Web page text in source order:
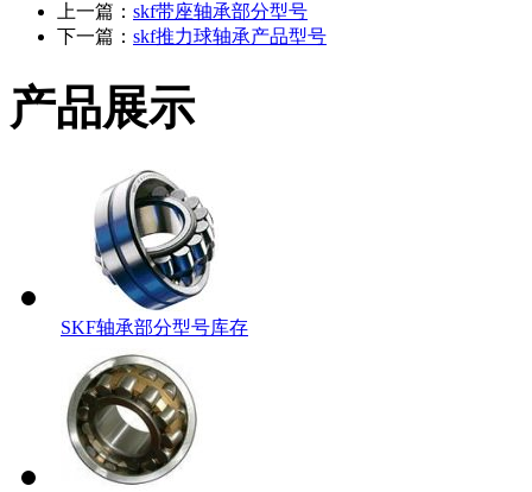
上一篇： skf带座轴承部分型号
下一篇： skf推力球轴承产品型号
产品展示
SKF轴承部分型号库存